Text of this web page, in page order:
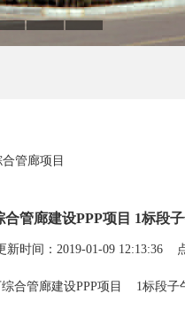
管廊项目
管廊建设PPP项目 1标段
新时间：2019-01-09 12:13:36
合管廊建设PPP项目 1标段子